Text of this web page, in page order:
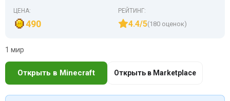
ЦЕНА:
490
РЕЙТИНГ:
4.4/5(180 оценок)
1 мир
Открыть в Minecraft Открыть в Marketplace